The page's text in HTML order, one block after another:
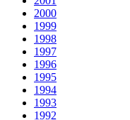
2000
1999
1998
1997
1996
1995
1994
1993
1992